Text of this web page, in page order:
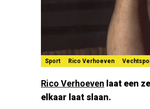
Sport Rico Verhoeven
Rico Verhoeven laat een
elkaar laat slaan.